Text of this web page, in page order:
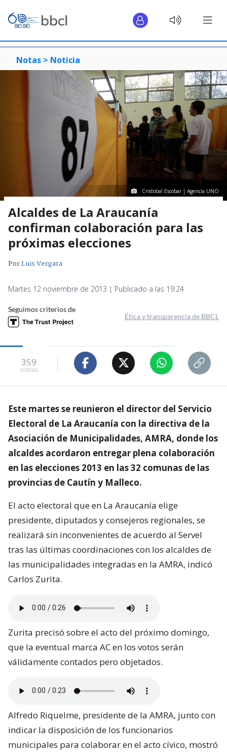
Notas > Noticia
Cristobal Escobar | Agencia UNO
Alcaldes de La Araucanía
confirman colaboración para las
próximas elecciones
PorLuis Vergara
Martes 12 noviembre de 2013 | Publicado a las 19:24
Seguimos criterios de
Ética y transparencia de BBCL
359
visitas
Este martes se reunieron el director del Servicio
Electoral de La Araucanía con la directiva de la
Asociación de Municipalidades, AMRA, donde los
alcaldes acordaron entregar plena colaboración
en las elecciones 2013 en las 32 comunas de las
provincias de Cautín y Malleco.
El acto electoral que en La Araucanía elige
presidente, diputados y consejeros regionales, se
realizará sin inconvenientes de acuerdo al Servel
tras las últimas coordinaciones con los alcaldes de
las municipalidades integradas en la AMRA, indicó
Carlos Zurita.
Zurita precisó sobre el acto del próximo domingo,
que la eventual marca AC en los votos serán
válidamente contados pero objetados.
Alfredo Riquelme, presidente de la AMRA, junto con
indicar la disposición de los funcionarios
municipales para colaborar en el acto cívico, mostró